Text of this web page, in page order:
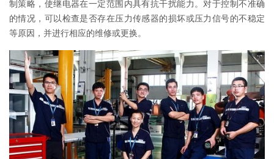
制策略，使继电器在一定范围内具有抗干扰能力。对于控制不准确
的情况，可以检查是否存在压力传感器的损坏或压力信号的不稳定
等原因，并进行相应的维修或更换。